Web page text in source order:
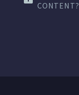
CONTENT?